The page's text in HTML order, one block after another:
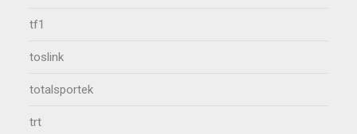
tf1
toslink
totalsportek
trt